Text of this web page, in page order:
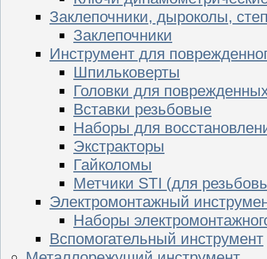
Заклепочники, дыроколы,
Заклепочники
Инструмент для
Шпильковерты
Головки для
Вставки резьбовые
Наборы для
Экстракторы
Гайколомы
Метчики STI (для
Электромонтажный
Наборы
Вспомогательный инструмент